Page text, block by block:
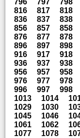
816
817 818
836
837 838
856
857 858
876
877 878
896
897 898
916
917 918
936
937 938
956
957 958
976
977 978
996
997 998
1013
1014
1029
1030
1045
1046
1061
1062
1077
1078